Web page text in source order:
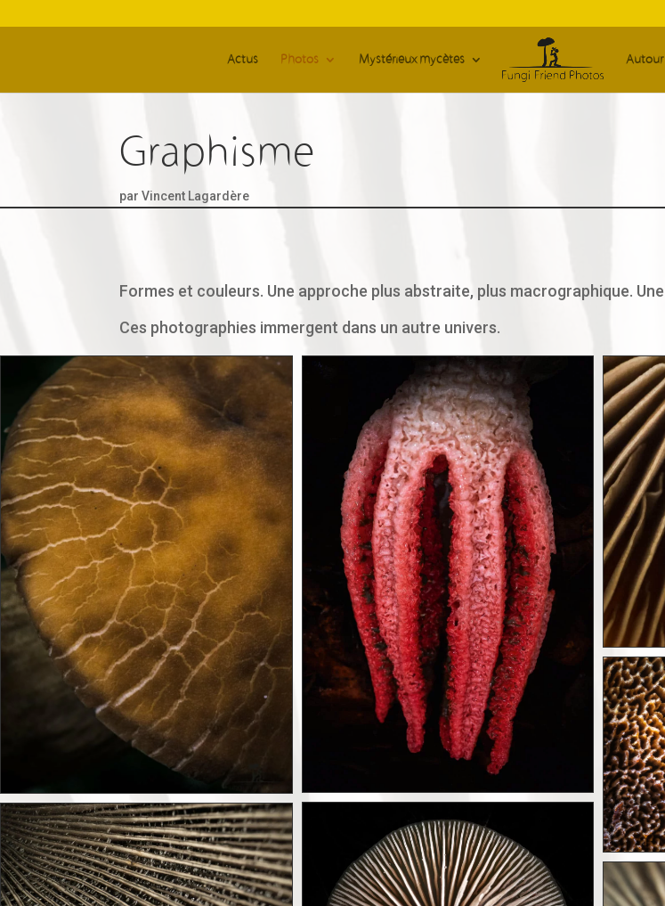
Actus Photos Mystérieux mycètes Autour
Graphisme
parVincent Lagardère
Formes et couleurs. Une approche plus abstraite, plus macrographique.
Ces photographies immergent dans un autre univers.